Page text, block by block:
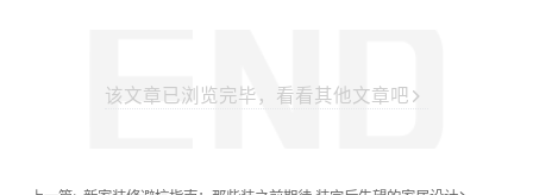
该文章已浏览完毕，看看其他文章吧